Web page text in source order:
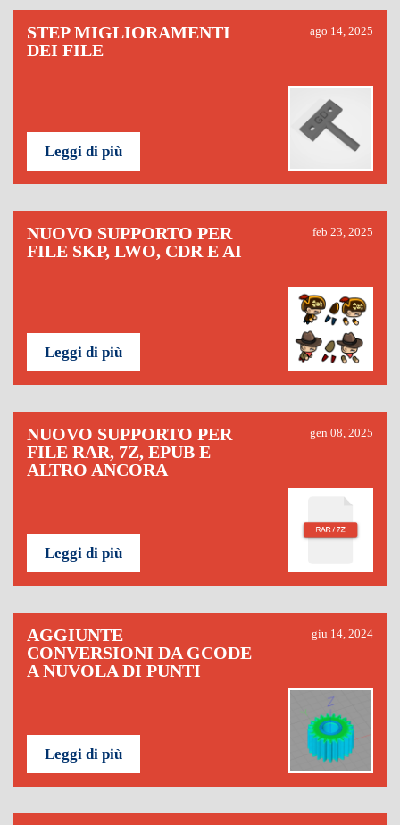
STEP MIGLIORAMENTI
DEI FILE
ago 14, 2025
Leggi di più
NUOVO SUPPORTO PER
FILE SKP, LWO, CDR E AI
feb 23, 2025
Leggi di più
NUOVO SUPPORTO PER
FILE RAR, 7Z, EPUB E
ALTRO ANCORA
gen 08, 2025
Leggi di più
AGGIUNTE
CONVERSIONI DA GCODE
A NUVOLA DI PUNTI
giu 14, 2024
Leggi di più